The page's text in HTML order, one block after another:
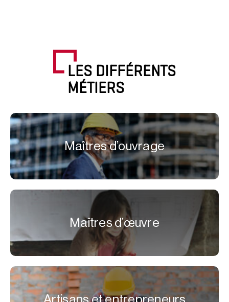
LES DIFFÉRENTS
MÉTIERS
Maîtres d’ouvrage
Maîtres d’œuvre
Artisans et entrepreneurs